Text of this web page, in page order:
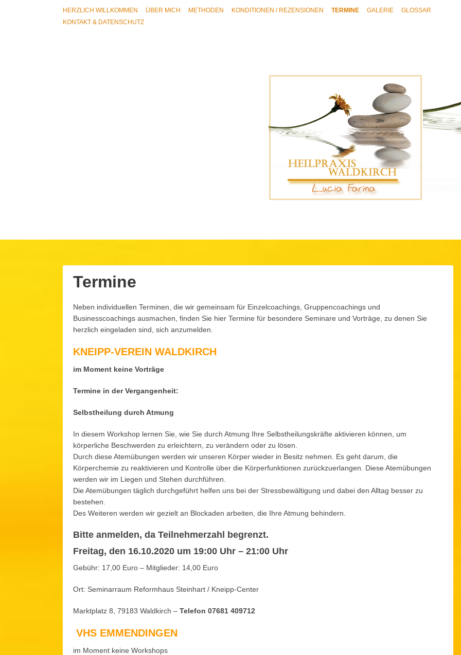
HERZLICH WILLKOMMEN ÜBER MICH METHODEN KONDITIONEN / REZENSIONEN TERMINE GALERIE
GLOSSAR
KONTAKT & DATENSCHUTZ
Termine
Posted
on:
21.
Dezember
201716.
Mai
Author:
Neben individuellen Terminen, die wir gemeinsam für Einzelcoachings, Gruppencoachings und
Businesscoachings ausmachen, finden Sie hier Termine für besondere Seminare und Vorträge, zu denen Sie
herzlich eingeladen sind, sich anzumelden.
KNEIPP-VEREIN WALDKIRCH
im Moment keine Vorträge
Termine in der Vergangenheit:
Selbstheilung durch Atmung
In diesem Workshop lernen Sie, wie Sie durch Atmung Ihre Selbstheilungskräfte aktivieren können, um
körperliche Beschwerden zu erleichtern, zu verändern oder zu lösen.
Durch diese Atemübungen werden wir unseren Körper wieder in Besitz nehmen. Es geht darum, die
Körperchemie zu reaktivieren und Kontrolle über die Körperfunktionen zurückzuerlangen. Diese Atemübungen
werden wir im Liegen und Stehen durchführen.
Die Atemübungen täglich durchgeführt helfen uns bei der Stressbewältigung und dabei den Alltag besser zu
bestehen.
Des Weiteren werden wir gezielt an Blockaden arbeiten, die Ihre Atmung behindern.
Bitte anmelden, da Teilnehmerzahl begrenzt.
Freitag, den 16.10.2020 um 19:00 Uhr – 21:00 Uhr
Gebühr: 17,00 Euro – Mitglieder: 14,00 Euro
Ort: Seminarraum Reformhaus Steinhart / Kneipp-Center
Marktplatz 8, 79183 Waldkirch – Telefon 07681 409712
VHS EMMENDINGEN
im Moment keine Workshops